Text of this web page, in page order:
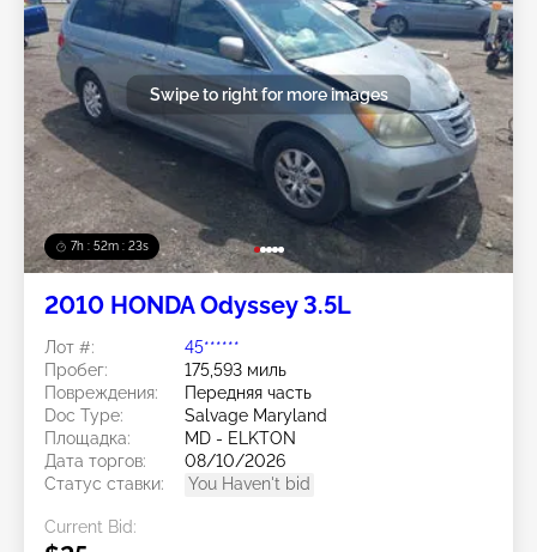
7h : 52m : 20s
Swipe to right for more images
2010 HONDA Odyssey 3.5L
Лот #:
45******
Пробег:
175,593 миль
Повреждения:
Передняя часть
Doc Type:
Salvage Maryland
Площадка:
MD - ELKTON
Дата торгов:
08/10/2026
Статус ставки:
You Haven't bid
Current Bid: